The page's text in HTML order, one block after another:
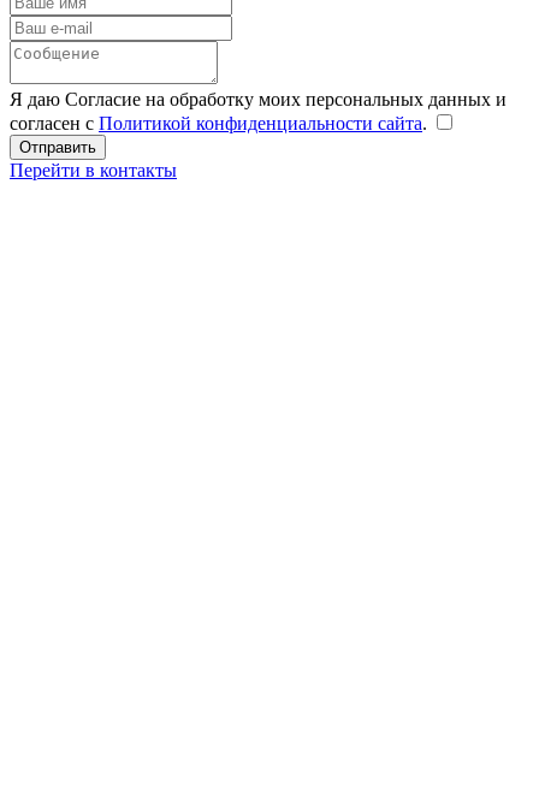
Я даю Согласие на обработку моих персональных данных и
согласен с Политикой конфиденциальности сайта.
Перейти в контакты